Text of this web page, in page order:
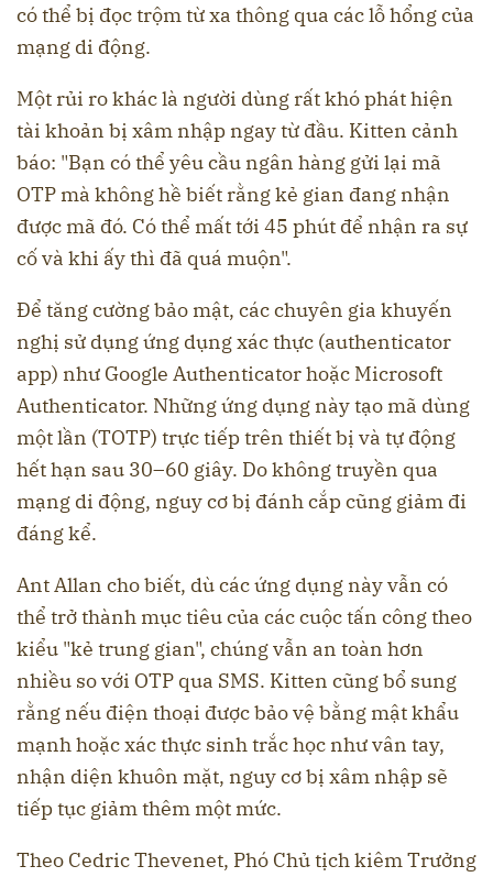
có thể bị đọc trộm từ xa thông qua các lỗ hổng của
mạng di động.
Một rủi ro khác là người dùng rất khó phát hiện
tài khoản bị xâm nhập ngay từ đầu. Kitten cảnh
báo: "Bạn có thể yêu cầu ngân hàng gửi lại mã
OTP mà không hề biết rằng kẻ gian đang nhận
được mã đó. Có thể mất tới 45 phút để nhận ra sự
cố và khi ấy thì đã quá muộn".
Để tăng cường bảo mật, các chuyên gia khuyến
nghị sử dụng ứng dụng xác thực (authenticator
app) như Google Authenticator hoặc Microsoft
Authenticator. Những ứng dụng này tạo mã dùng
một lần (TOTP) trực tiếp trên thiết bị và tự động
hết hạn sau 30–60 giây. Do không truyền qua
mạng di động, nguy cơ bị đánh cắp cũng giảm đi
đáng kể.
Ant Allan cho biết, dù các ứng dụng này vẫn có
thể trở thành mục tiêu của các cuộc tấn công theo
kiểu "kẻ trung gian", chúng vẫn an toàn hơn
nhiều so với OTP qua SMS. Kitten cũng bổ sung
rằng nếu điện thoại được bảo vệ bằng mật khẩu
mạnh hoặc xác thực sinh trắc học như vân tay,
nhận diện khuôn mặt, nguy cơ bị xâm nhập sẽ
tiếp tục giảm thêm một mức.
Theo Cedric Thevenet, Phó Chủ tịch kiêm Trưởng